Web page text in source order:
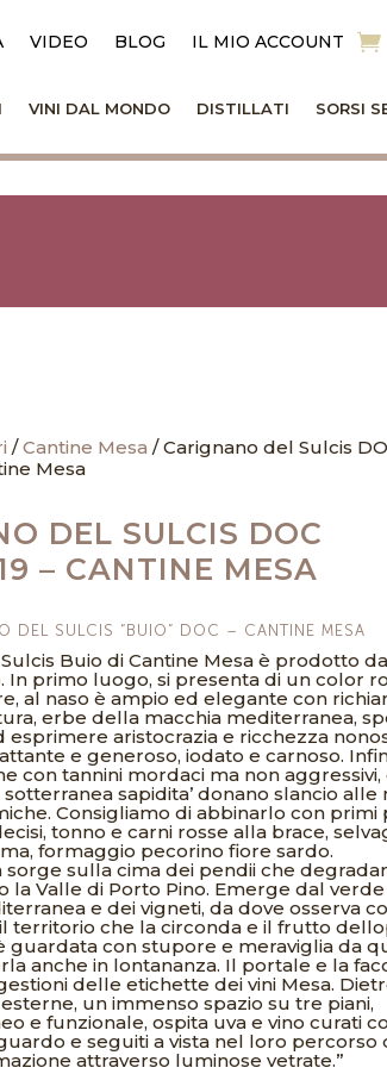
VIDEO BLOG IL MIO ACCOUNT
VINI DAL MONDO DISTILLATI SORSI
/Cantine Mesa / Carignano del Sulcis
Mesa
DEL SULCIS DOC
– CANTINE MESA
DEL SULCIS “BUIO” DOC – CANTINE MESA
Buio di Cantine Mesa è prodotto
In primo luogo, si presenta di un color
al naso è ampio ed elegante con
erbe della macchia mediterranea,
esprimere aristocrazia e ricchezza
e generoso, iodato e carnoso.
con tannini mordaci ma non aggressivi,
sapidita’ donano slancio alle
Consigliamo di abbinarlo con primi
tonno e carni rosse alla brace,
formaggio pecorino fiore sardo.
sorge sulla cima dei pendii che
la Valle di Porto Pino. Emerge dal
e dei vigneti, da dove osserva
territorio che la circonda e il frutto
guardata con stupore e meraviglia da
anche in lontananza. Il portale e la
delle etichette dei vini Mesa.
un immenso spazio su tre piani,
e funzionale, ospita uva e vino curati
e seguiti a vista nel loro percorso
attraverso luminose vetrate.”